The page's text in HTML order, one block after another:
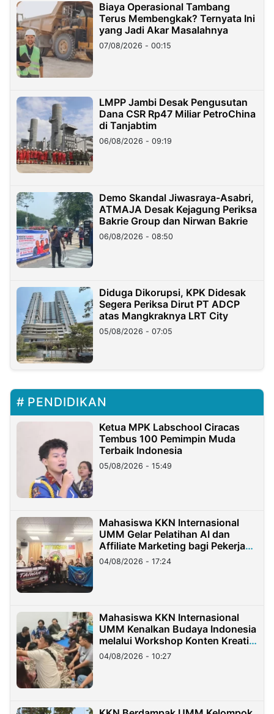
Biaya Operasional Tambang
Terus Membengkak? Ternyata Ini
yang Jadi Akar Masalahnya
07/08/2026 - 00:15
LMPP Jambi Desak Pengusutan
Dana CSR Rp47 Miliar PetroChina
di Tanjabtim
06/08/2026 - 09:19
Demo Skandal Jiwasraya-Asabri,
ATMAJA Desak Kejagung Periksa
Bakrie Group dan Nirwan Bakrie
06/08/2026 - 08:50
Diduga Dikorupsi, KPK Didesak
Segera Periksa Dirut PT ADCP
atas Mangkraknya LRT City
05/08/2026 - 07:05
PENDIDIKAN
Ketua MPK Labschool Ciracas
Tembus 100 Pemimpin Muda
Terbaik Indonesia
05/08/2026 - 15:49
Mahasiswa KKN Internasional
UMM Gelar Pelatihan AI dan
Affiliate Marketing bagi Pekerja
Migran Indonesia di Taiwan
04/08/2026 - 17:24
Mahasiswa KKN Internasional
UMM Kenalkan Budaya Indonesia
melalui Workshop Konten Kreatif
di Taiwan
04/08/2026 - 10:27